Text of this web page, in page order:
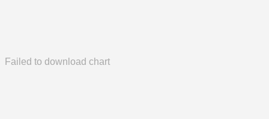
Failed to download chart